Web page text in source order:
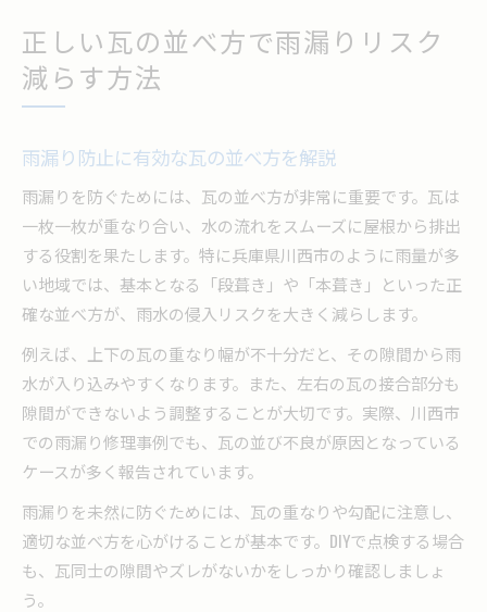
正しい瓦の並べ方で雨漏りリスク
減らす方法
雨漏り防止に有効な瓦の並べ方を解説
雨漏りを防ぐためには、瓦の並べ方が非常に重要です。瓦は
一枚一枚が重なり合い、水の流れをスムーズに屋根から排出
する役割を果たします。特に兵庫県川西市のように雨量が多
い地域では、基本となる「段葺き」や「本葺き」といった正
確な並べ方が、雨水の侵入リスクを大きく減らします。
例えば、上下の瓦の重なり幅が不十分だと、その隙間から雨
水が入り込みやすくなります。また、左右の瓦の接合部分も
隙間ができないよう調整することが大切です。実際、川西市
での雨漏り修理事例でも、瓦の並び不良が原因となっている
ケースが多く報告されています。
雨漏りを未然に防ぐためには、瓦の重なりや勾配に注意し、
適切な並べ方を心がけることが基本です。DIYで点検する場合
も、瓦同士の隙間やズレがないかをしっかり確認しましょ
う。